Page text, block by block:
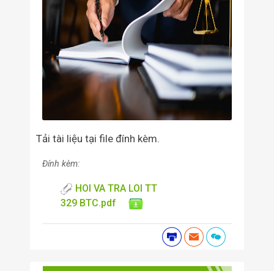
Tải tài liệu tại file đính kèm.
Đính kèm:
HOI VA TRA LOI TT
329 BTC.pdf